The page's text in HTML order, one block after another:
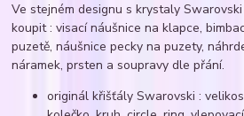
Ve stejném designu s krystaly
koupit : visací náušnice na klapce,
puzetě, náušnice pecky na puzety,
náramek, prsten a soupravy dle přání.
originál křišťály Swarovski :